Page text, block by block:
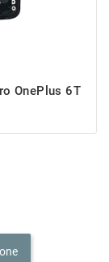
OnePlus 6T